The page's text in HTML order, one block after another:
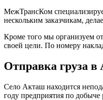
МежТрансКом
нескольким заказчикам,
Кроме того мы организуем
своей цели. По номеру
Отправка груза
Село Акташ находится
году предприятия по добыче